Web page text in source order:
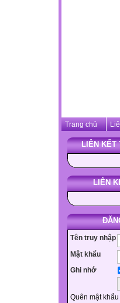
Trang chủ
LIÊN KẾT
LIÊN
Tên truy nhập
Mật khẩu
Ghi nhớ
Quên mật khẩu